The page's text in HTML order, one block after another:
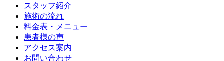
スタッフ紹介
施術の流れ
料金表・メニュー
患者様の声
アクセス案内
お問い合わせ